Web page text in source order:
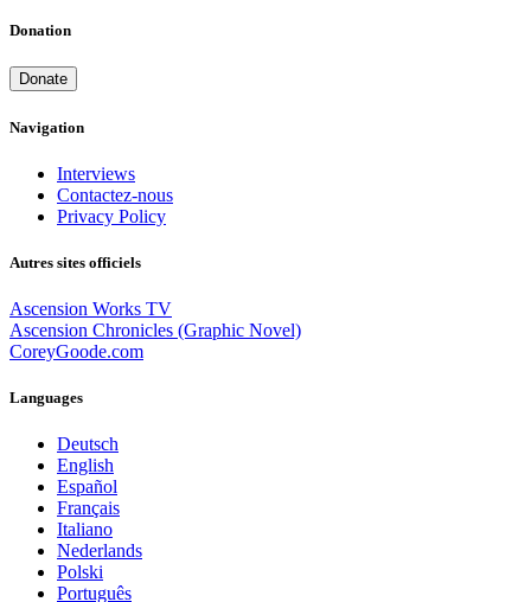
Donation
Donate
Navigation
Interviews
Contactez-nous
Privacy Policy
Autres sites officiels
Ascension Works TV
Ascension Chronicles (Graphic Novel)
CoreyGoode.com
Languages
Deutsch
English
Español
Français
Italiano
Nederlands
Polski
Português